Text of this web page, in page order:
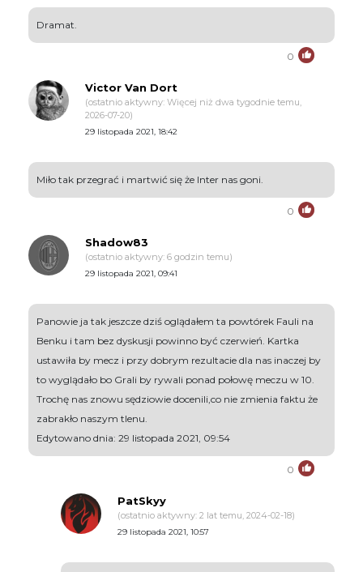
Dramat.
0
Victor Van Dort
(ostatnio aktywny: Więcej niż dwa tygodnie temu,
2026-07-20)
29 listopada 2021, 18:42
Miło tak przegrać i martwić się że Inter nas goni.
0
Shadow83
(ostatnio aktywny: 6 godzin temu)
29 listopada 2021, 09:41
Panowie ja tak jeszcze dziś oglądałem ta powtórek Fauli na
Benku i tam bez dyskusji powinno być czerwień. Kartka
ustawiła by mecz i przy dobrym rezultacie dla nas inaczej by
to wyglądało bo Grali by rywali ponad połowę meczu w 10.
Trochę nas znowu sędziowie docenili,co nie zmienia faktu że
zabrakło naszym tlenu.
Edytowano dnia: 29 listopada 2021, 09:54
0
PatSkyy
(ostatnio aktywny: 2 lat temu, 2024-02-18)
29 listopada 2021, 10:57